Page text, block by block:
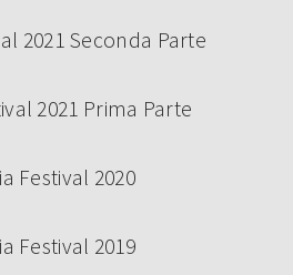
2021 Seconda Parte
2021 Prima Parte
Festival 2020
Festival 2019